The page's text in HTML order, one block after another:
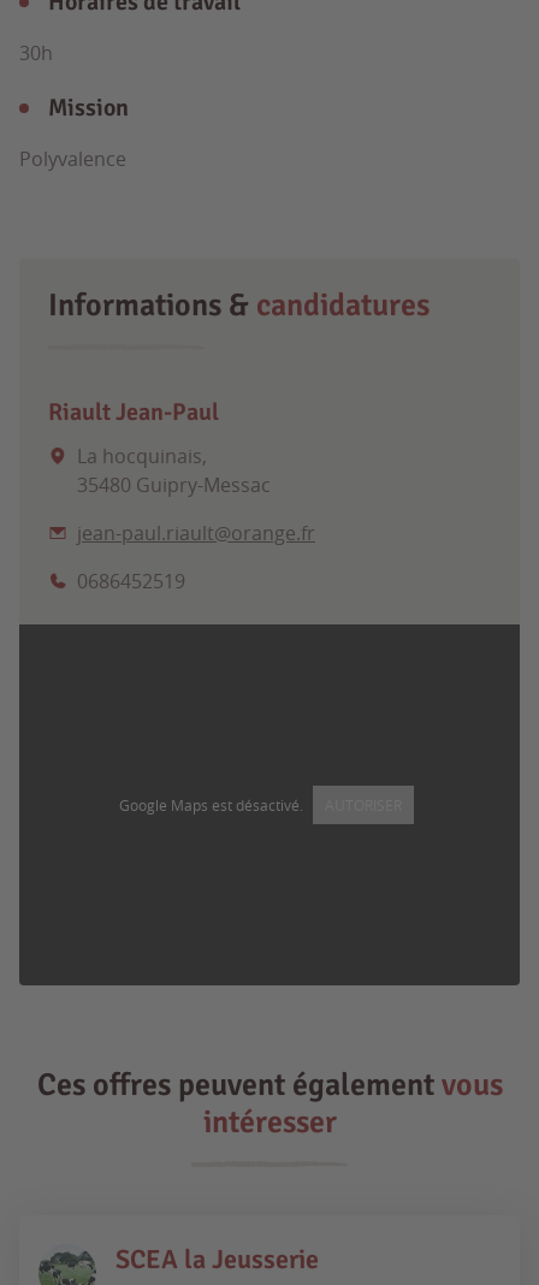
30h
Mission
Polyvalence
Informations & candidatures
Riault Jean-Paul
La hocquinais,
35480 Guipry-Messac
jean-paul.riault@orange.fr
0686452519
Google Maps est désactivé.
Ces offres peuvent égalementvous
intéresser
SCEA la Jeusserie